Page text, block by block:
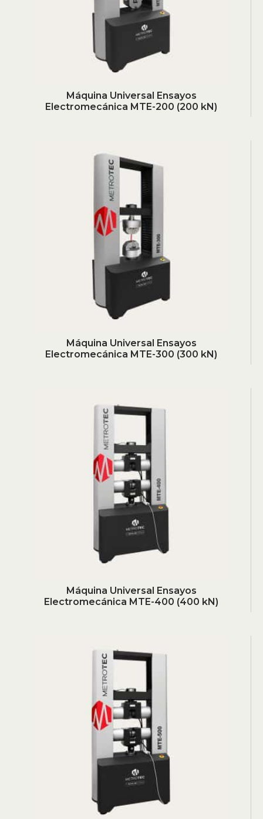
Máquina Universal Ensayos
Electromecánica MTE-200 (200 kN)
Máquina Universal Ensayos
Electromecánica MTE-300 (300 kN)
Máquina Universal Ensayos
Electromecánica MTE-400 (400 kN)